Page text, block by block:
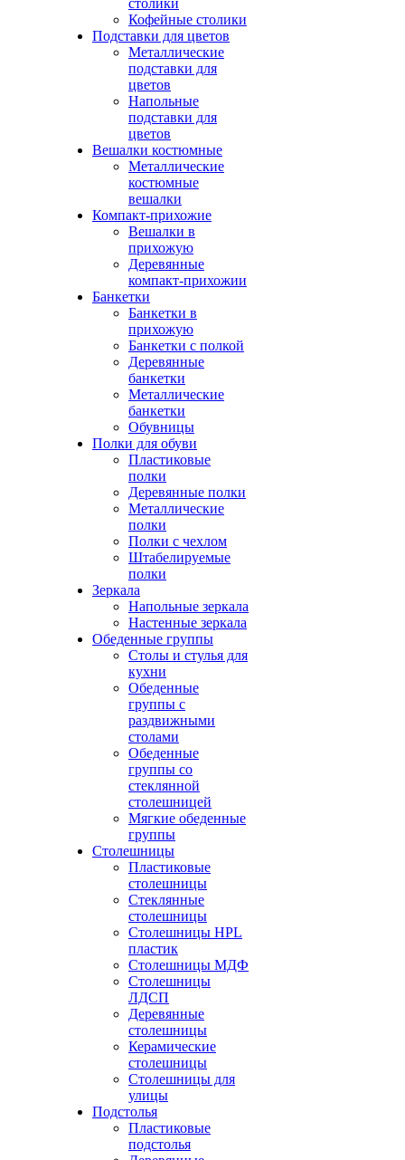
столики
Кофейные столики
Подставки для цветов
Металлические
подставки для
цветов
Напольные
подставки для
цветов
Вешалки костюмные
Металлические
костюмные
вешалки
Компакт-прихожие
Вешалки в
прихожую
Деревянные
компакт-прихожии
Банкетки
Банкетки в
прихожую
Банкетки с полкой
Деревянные
банкетки
Металлические
банкетки
Обувницы
Полки для обуви
Пластиковые
полки
Деревянные полки
Металлические
полки
Полки с чехлом
Штабелируемые
полки
Зеркала
Напольные зеркала
Настенные зеркала
Обеденные группы
Столы и стулья для
кухни
Обеденные
группы с
раздвижными
столами
Обеденные
группы со
стеклянной
столешницей
Мягкие обеденные
группы
Столешницы
Пластиковые
столешницы
Стеклянные
столешницы
Столешницы HPL
пластик
Столешницы МДФ
Столешницы
ЛДСП
Деревянные
столешницы
Керамические
столешницы
Столешницы для
улицы
Подстолья
Пластиковые
подстолья